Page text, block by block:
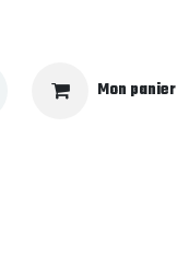
Mon panier